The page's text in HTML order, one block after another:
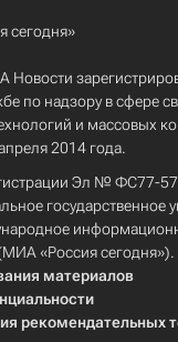
сегодня»
Новости
по надзору в сфере
и массовых
2014 года.
Эл № ФС77-
государственное
«Россия сегодня»).
материалов
рекомендательных